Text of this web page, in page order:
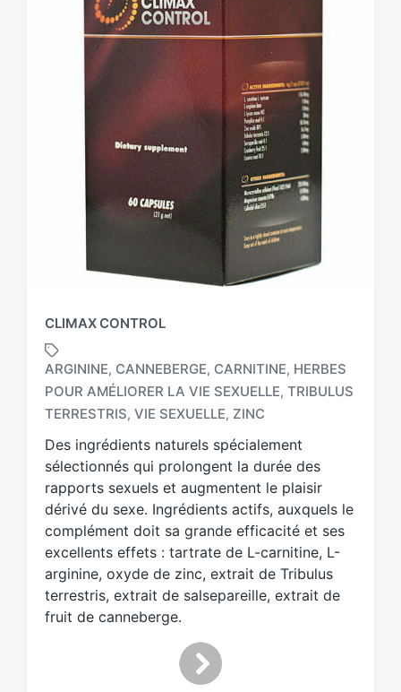
CLIMAX CONTROL
T
a
g
e
d
w
h
ARGININE, CANNEBERGE, CARNITINE, HERBES
POUR AMÉLIORER LA VIE SEXUELLE, TRIBULUS
TERRESTRIS, VIE SEXUELLE, ZINC
Des ingrédients naturels spécialement
sélectionnés qui prolongent la durée des
rapports sexuels et augmentent le plaisir
dérivé du sexe. Ingrédients actifs, auxquels le
complément doit sa grande efficacité et ses
excellents effets : tartrate de L-carnitine, L-
arginine, oxyde de zinc, extrait de Tribulus
terrestris, extrait de salsepareille, extrait de
fruit de canneberge.